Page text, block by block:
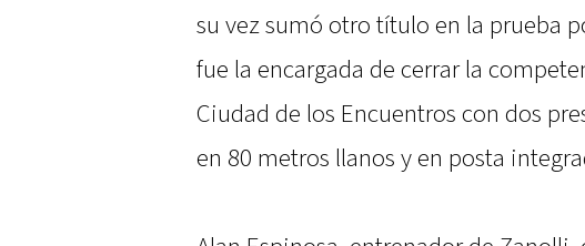
su vez sumó otro título en la prueba
fue la encargada de cerrar la
Ciudad de los Encuentros con dos
en 80 metros llanos y en posta